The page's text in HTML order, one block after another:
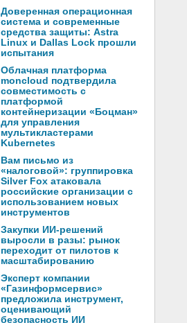
Доверенная операционная
система и современные
средства защиты: Astra
Linux и Dallas Lock прошли
испытания
Облачная платформа
moncloud подтвердила
совместимость с
платформой
контейнеризации «Боцман»
для управления
мультикластерами
Kubernetes
Вам письмо из
«налоговой»: группировка
Silver Fox атаковала
российские организации с
использованием новых
инструментов
Закупки ИИ-решений
выросли в разы: рынок
переходит от пилотов к
масштабированию
Эксперт компании
«Газинформсервис»
предложила инструмент,
оценивающий
безопасность ИИ